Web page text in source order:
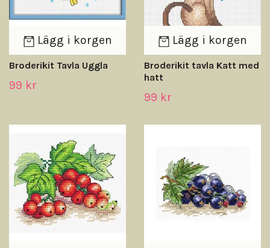
Lägg i korgen
Broderikit Tavla Uggla
99 kr
Lägg i korgen
Broderikit tavla Katt med
hatt
99 kr